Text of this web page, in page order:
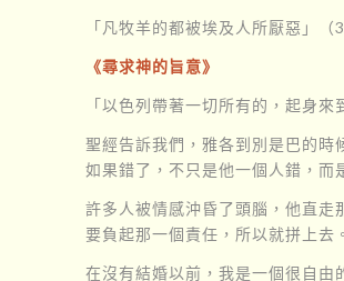
「凡牧羊的都被埃及人所厭惡」
《尋求神的旨意》
「以色列帶著一切所有的，起身
聖經告訴我們，雅各到別是巴的時
如果錯了，不只是他一個人錯，而
許多人被情感沖昏了頭腦，他直走
要負起那一個責任，所以就拼上去
在沒有結婚以前，我是一個很自由